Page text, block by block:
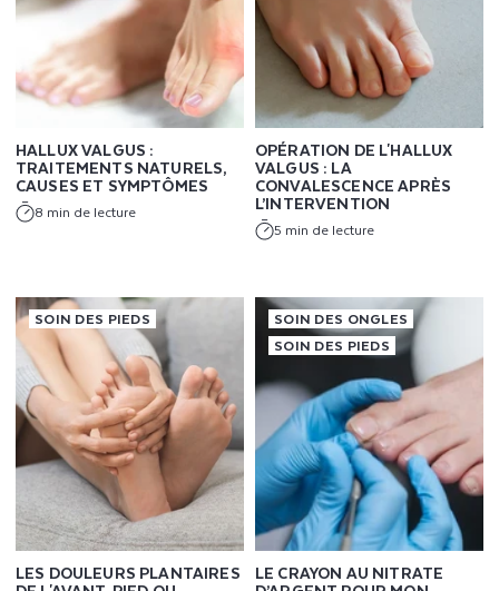
HALLUX VALGUS :
TRAITEMENTS NATURELS,
CAUSES ET SYMPTÔMES
8 min de lecture
OPÉRATION DE L'HALLUX
VALGUS : LA
CONVALESCENCE APRÈS
L’INTERVENTION
5 min de lecture
SOIN DES PIEDS
LES DOULEURS PLANTAIRES
SOIN DES ONGLES
SOIN DES PIEDS
LE CRAYON AU NITRATE